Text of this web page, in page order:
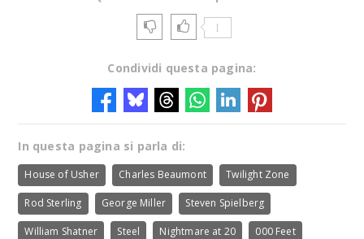
1
Condividi questa pagina:
In questa pagina si parla di:
House of Usher Charles Beaumont Twilight Zone
Rod Sterling George Miller Steven Spielberg
William Shatner Steel Nightmare at 20 000 Feet